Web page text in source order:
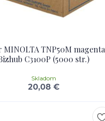
MINOLTA TNP50M magenta
C3100P (5000 str.)
20,08 €
Skladom